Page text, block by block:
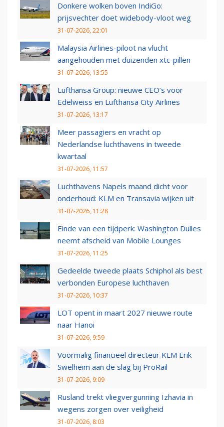
Donkere wolken boven IndiGo:
prijsvechter doet widebody-vloot weg
31-07-2026, 22:01
Malaysia Airlines-piloot na vlucht
aangehouden met duizenden xtc-pillen
31-07-2026, 13:55
Lufthansa Group: nieuwe CEO’s voor
Edelweiss en Lufthansa City Airlines
31-07-2026, 13:17
Meer passagiers en vracht op
Nederlandse luchthavens in tweede
kwartaal
31-07-2026, 11:57
Luchthavens Napels maand dicht voor
onderhoud: KLM en Transavia wijken uit
31-07-2026, 11:28
Einde van een tijdperk: Washington Dulles
neemt afscheid van Mobile Lounges
31-07-2026, 11:25
Gedeelde tweede plaats Schiphol als best
verbonden Europese luchthaven
31-07-2026, 10:37
LOT opent in maart 2027 nieuwe route
naar Hanoi
31-07-2026, 9:59
Voormalig financieel directeur KLM Erik
Swelheim aan de slag bij ProRail
31-07-2026, 9:09
Rusland trekt vliegvergunning Izhavia in
wegens zorgen over veiligheid
31-07-2026, 8:03